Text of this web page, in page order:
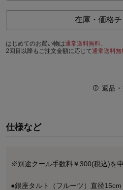
在庫・価格チ
はじめてのお買い物は通常送料無料。
2回目以降もご注文金額に応じて通常送料無
返品
仕様など
※別途クール手数料￥300(税込)を申
●銀座タルト（フルーツ）直径15cm